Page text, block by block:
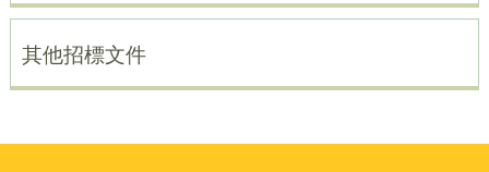
其他招標文件